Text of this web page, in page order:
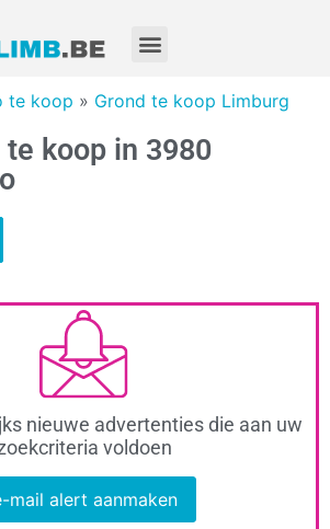
te koop » Grond te koop Limburg
koop in 3980
nieuwe advertenties die aan uw
voldoen
mail alert aanmaken